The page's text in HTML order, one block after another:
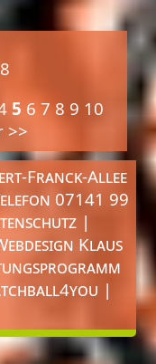
5 6 7 8 9 10
>>
Franck-Allee
07141 99
|
Klaus
|